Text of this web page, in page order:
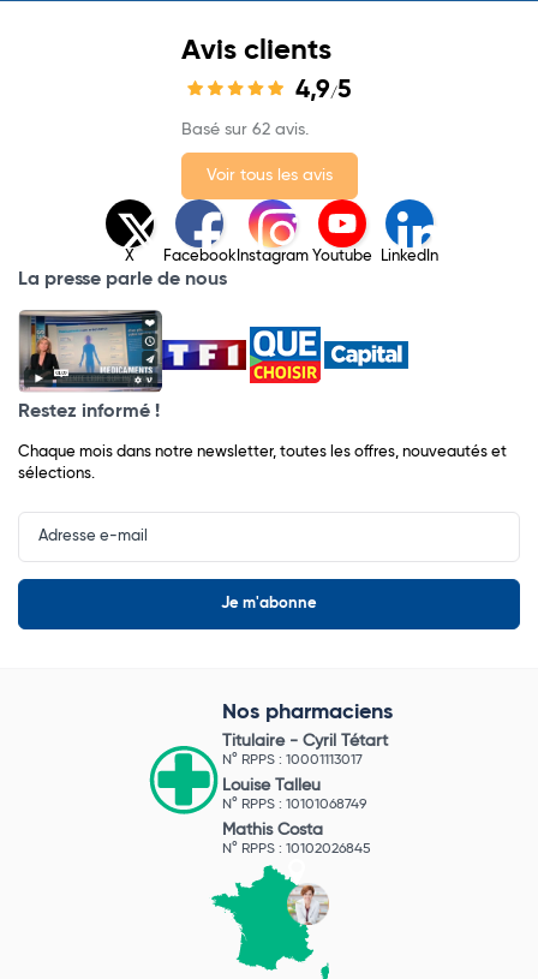
Avis clients
4,9/5
Basé sur 62 avis.
Voir tous les avis
X Facebook Instagram Youtube LinkedIn
La presse parle de nous
Restez informé !
Chaque mois dans notre newsletter, toutes les offres, nouveautés et
sélections.
Input
Newsletter
Nos pharmaciens
Titulaire - Cyril Tétart
N° RPPS : 10001113017
Louise Talleu
N° RPPS : 10101068749
Mathis Costa
N° RPPS : 10102026845